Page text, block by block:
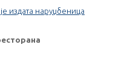
издата наруџбеница